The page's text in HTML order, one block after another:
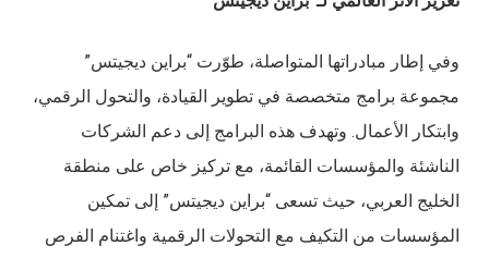
وفي إطار مبادراتها المتواصلة، طوّرت “براين ديجيتس”
مجموعة برامج متخصصة في تطوير القيادة، والتحول الرقمي،
وابتكار الأعمال. وتهدف هذه البرامج إلى دعم الشركات
الناشئة والمؤسسات القائمة، مع تركيز خاص على منطقة
الخليج العربي، حيث تسعى “براين ديجيتس” إلى تمكين
المؤسسات من التكيف مع التحولات الرقمية واغتنام الفرص